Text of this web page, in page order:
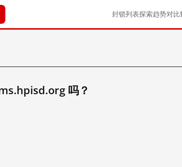
封锁列表探索趋势对比
吗？